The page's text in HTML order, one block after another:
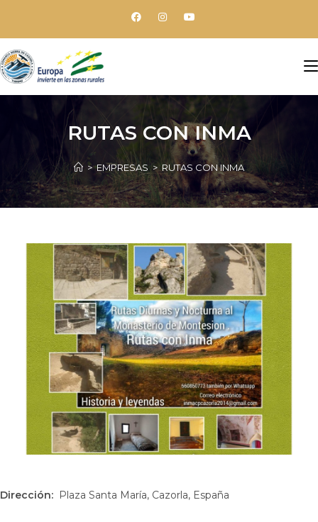
RUTAS CON INMA
> EMPRESAS > RUTAS CON INMA
Dirección: Plaza Santa María, Cazorla, España